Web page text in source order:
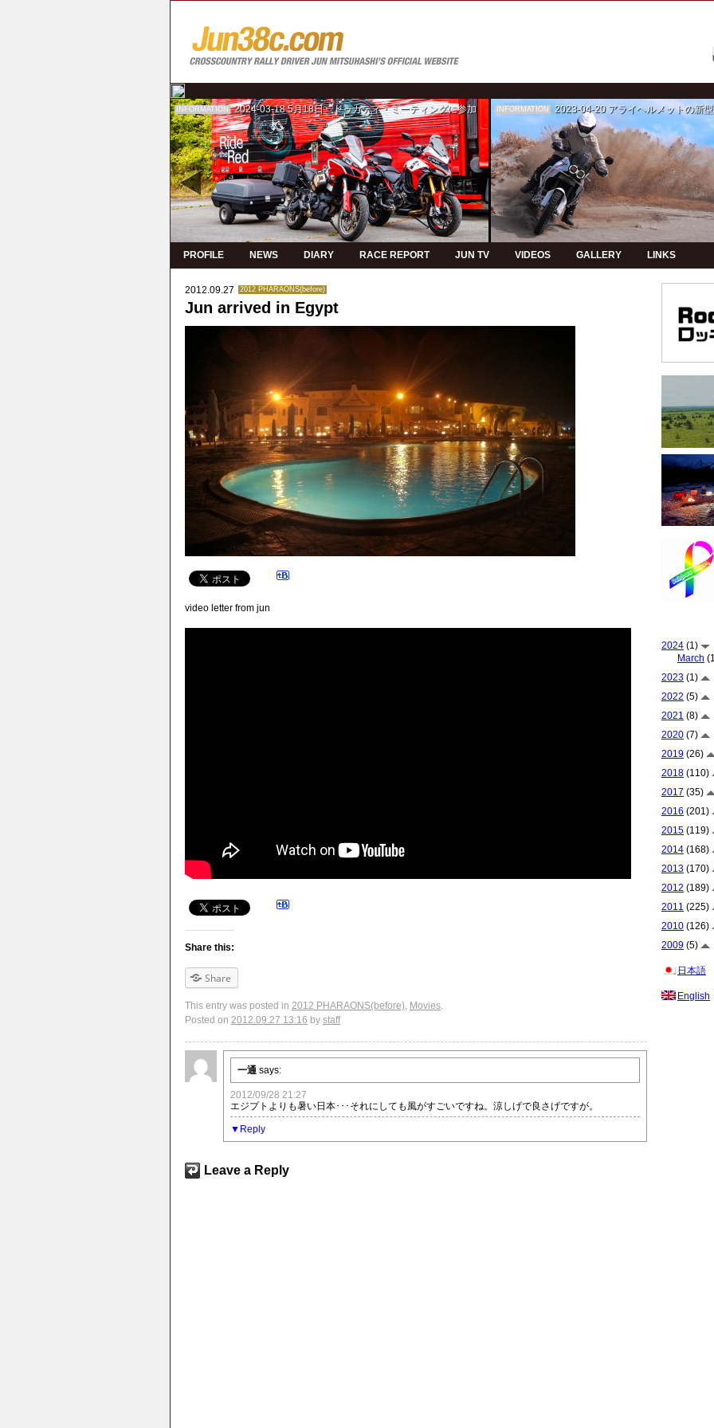
INFORMATION 2024-03-18 5月18日 ドゥカティ・ミーティングに参加 INFORMATION 2023-04-20 アライヘルメットの新型モデルPVの制
PROFILE NEWS DIARY RACE REPORT JUN TV VIDEOS GALLERY LINKS
2012.09.27 2012 PHARAONS(before)
Jun arrived in Egypt
video letter from jun
Share this:
Share
This entry was posted in 2012 PHARAONS(before), Movies.
Posted on 2012.09.27 13:16 by staff
一通 says:
2012/09/28 21:27
エジプトよりも暑い日本･･･それにしても風がすごいですね。涼しげで良さげですが。
Reply
Leave a Reply
2024 (1)
March
2023 (1)
2022 (5)
2021 (8)
2020 (7)
2019 (26)
2018 (110)
2017 (35)
2016 (201)
2015 (119)
2014 (168)
2013 (170)
2012 (189)
2011 (225)
2010 (126)
2009 (5)
日本語
English